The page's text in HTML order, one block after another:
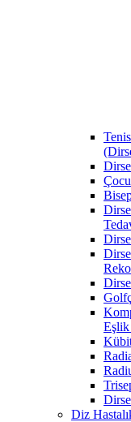
Eşlik
Diz